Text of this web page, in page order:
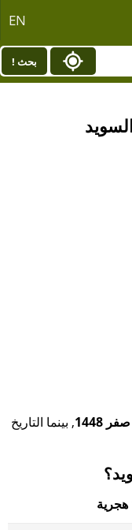
EN
بحث !
, بينما التاريخ